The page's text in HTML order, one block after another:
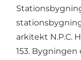
arkitekt N.P.C.
153.